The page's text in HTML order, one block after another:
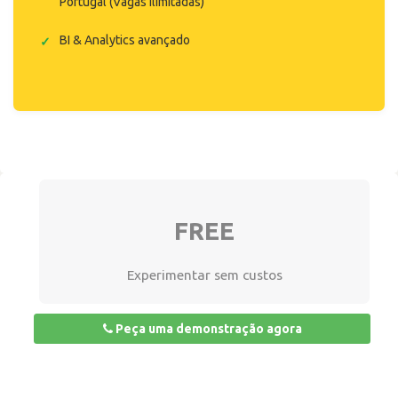
BI & Analytics avançado
FREE
Experimentar sem custos
Peça uma demonstração agora